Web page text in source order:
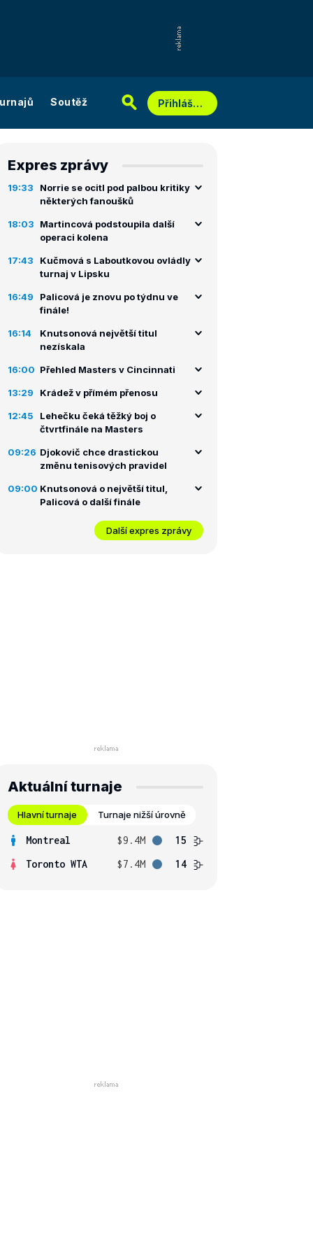
Soutěž Přihlášení
Expres zprávy
19:33
Norrie se ocitl pod palbou kritiky
některých fanoušků
18:03
Martincová podstoupila další
operaci kolena
17:43
Kučmová s Laboutkovou ovládly
turnaj v Lipsku
16:49
Palicová je znovu po týdnu ve
finále!
16:14
Knutsonová největší titul
nezískala
16:00 Přehled Masters v Cincinnati
13:29 Krádež v přímém přenosu
12:45
Lehečku čeká těžký boj o
čtvrtfinále na Masters
09:26 Djokovič chce drastickou
změnu tenisových pravidel
09:00 Knutsonová o největší titul,
Palicová o další finále
Další expres zprávy
Aktuální turnaje
Hlavní turnaje Turnaje nižší úrovně
Montreal $9.4M
15
Toronto WTA
$7.4M 14